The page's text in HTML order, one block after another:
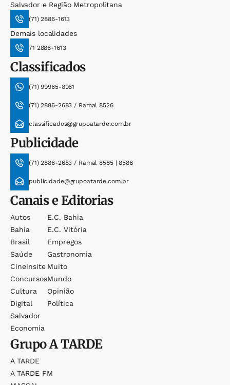
Salvador e Região Metropolitana
(71) 2886-1613
Demais localidades
71 2886-1613
Classificados
(71) 99965-8961
(71) 2886-2683 / Ramal 8526
classificados@grupoatarde.com.br
Publicidade
(71) 2886-2683 / Ramal 8585 | 8586
publicidade@grupoatarde.com.br
Canais e Editorias
Autos
Bahia
Brasil
Saúde
Cineinsite
Concursos
Cultura
Digital
Salvador
Economia
E.c. Bahia
E.c. Vitória
Empregos
Gastronomia
Muito
Mundo
Opinião
Política
GrupoA TARDE
A TARDE
A TARDE FM